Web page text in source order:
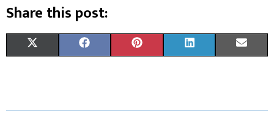
Share this post:
W E T K I